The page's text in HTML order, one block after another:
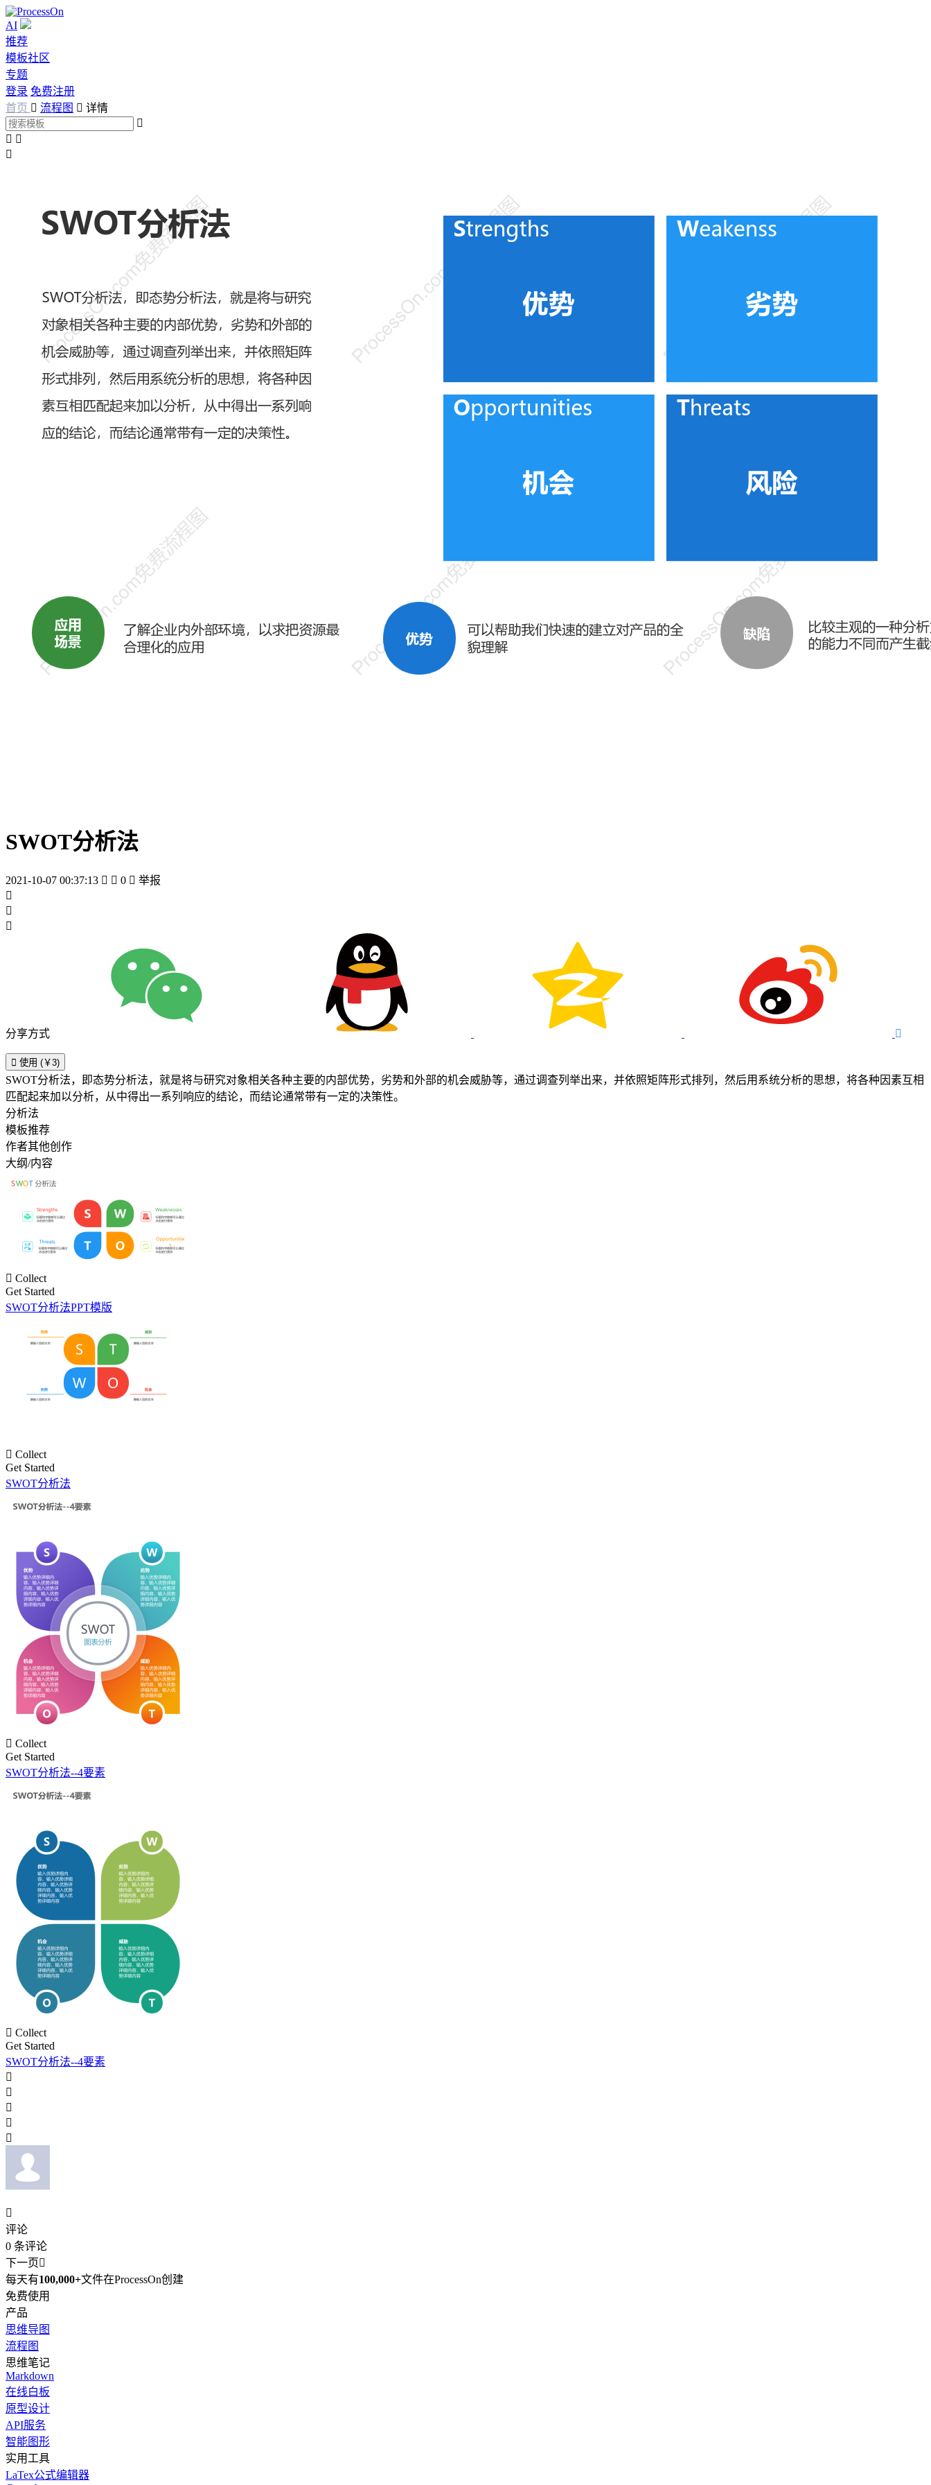
AI
推荐
模板社区
专题
登录 免费注册
首页  流程图  详情

 

SWOT分析法
2021-10-07 00:37:13   0  举报



分享方式 
 使用 (￥3)
SWOT分析法，即态势分析法，就是将与研究对象相关各种主要的内部优势，劣势和外部的机会威胁等，通过调查列举出来，并依照矩阵形式排列，然后用系统分析的思想，将各种因素互相
匹配起来加以分析，从中得出一系列响应的结论，而结论通常带有一定的决策性。
分析法
模板推荐
作者其他创作
大纲/内容
 Collect
Get Started
SWOT分析法PPT模版
 Collect
Get Started
SWOT分析法
 Collect
Get Started
SWOT分析法--4要素
 Collect
Get Started
SWOT分析法--4要素






评论
0 条评论
下一页
每天有100,000+文件在ProcessOn创建
免费使用
产品
思维导图
流程图
思维笔记
Markdown
在线白板
原型设计
API服务
智能图形
实用工具
LaTex公式编辑器